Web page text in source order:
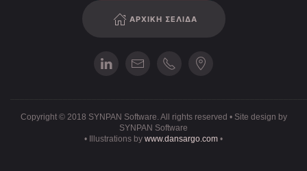
ΑΡΧΙΚΗ ΣΕΛΙΔΑ
Copyright © 2018 SYNPAN Software. All rights reserved • Site design by
SYNPAN Software
• Illustrations by www.dansargo.com •